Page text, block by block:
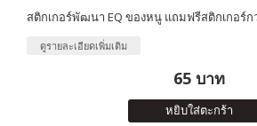
สติกเกอร์พัฒนา EQ ของหนู แถมฟรีสติกเกอร์ก
ดูรายละเอียดเพิ่มเติม
65 บาท
หยิบใส่ตะกร้า